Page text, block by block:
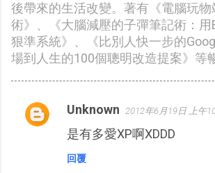
後帶來的生活改變。著有《電腦玩
術》、《大腦減壓的子彈筆記術：用
狠準系統》、《比別人快一步的
場到人生的100個聰明改造提案》等
留
Unknown 2012年6月19日 上午
是有多愛XP啊XDDD
回覆